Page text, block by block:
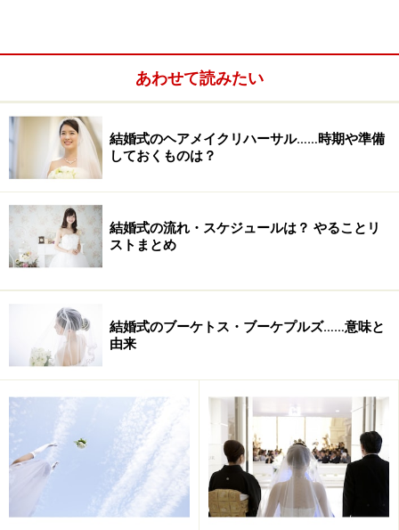
これ！と決めるまでには、いろいろ悩みそうですが、そ
でスタッフがついてアドバイスしてくれるので安心で
■ブライダルフェア開催中（～3/14まで）
期間中、対象商品を購入するとオリジナルギフトがもら
えます。
※記事内容は執筆時点のものです。最新の内容をご確認くださ
い。
あわせて読みたい
結婚式のヘアメイクリハーサル……時期や準備
しておくものは？
結婚式の流れ・スケジュールは？ やることリ
ストまとめ
結婚式のブーケトス・ブーケプルズ……意味と
由来